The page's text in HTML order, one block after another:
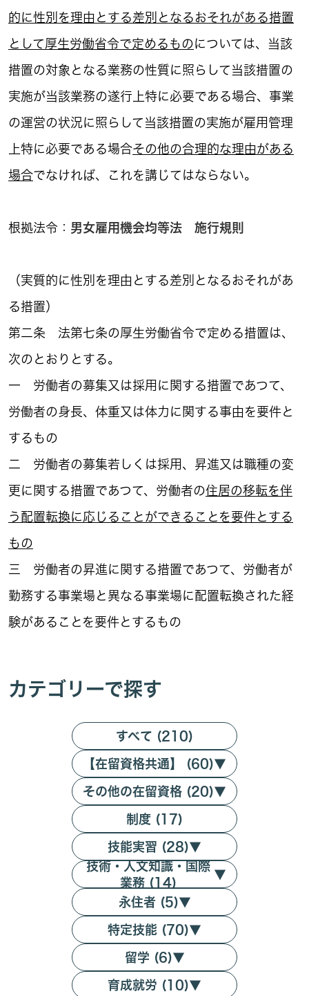
的に性別を理由とする差別となるおそれがある措置
として厚生労働省令で定めるものについては、当該
措置の対象となる業務の性質に照らして当該措置の
実施が当該業務の遂行上特に必要である場合、事業
の運営の状況に照らして当該措置の実施が雇用管理
上特に必要である場合その他の合理的な理由がある
場合でなければ、これを講じてはならない。
根拠法令： 男女雇用機会均等法 施行規則
（実質的に性別を理由とする差別となるおそれがあ
る措置）
第二条 法第七条の厚生労働省令で定める措置は、
次のとおりとする。
一 労働者の募集又は採用に関する措置であつて、
労働者の身長、体重又は体力に関する事由を要件と
するもの
二 労働者の募集若しくは採用、昇進又は職種の変
更に関する措置であつて、労働者の住居の移転を伴
う 配置転換に応じることができることを要件とする
もの
三 労働者の昇進に関する措置であつて、労働者が
勤務する事業場と異なる事業場に配置転換された経
験があることを要件とするもの
カテゴリーで探す
すべて (210)
【在留資格共通】 (60)▼
その他の在留資格 (20)▼
制度 (17)
技能実習 (28)▼
技術・人文知識・国際
業務 (14)
▼
永住者 (5)▼
特定技能 (70)▼
留学 (6)▼
育成就労 (10)▼